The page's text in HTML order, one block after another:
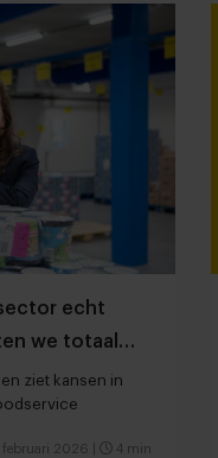
echt
we totaal
ziet kansen in
februari 2026 4 min